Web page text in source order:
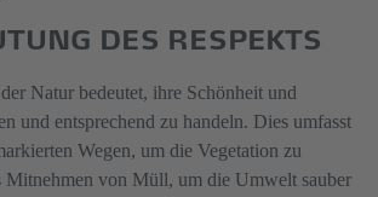
DES RESPEKTS
Natur bedeutet, ihre Schönheit und
und entsprechend zu handeln. Dies umfasst
Wegen, um die Vegetation zu
Mitnehmen von Müll, um die Umwelt sauber